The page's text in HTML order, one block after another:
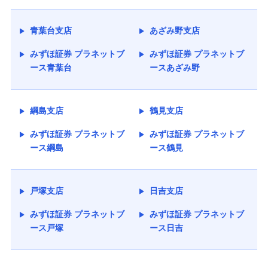
青葉台支店
みずほ証券 プラネットブ
ース青葉台
あざみ野支店
みずほ証券 プラネットブ
ースあざみ野
綱島支店
みずほ証券 プラネットブ
ース綱島
鶴見支店
みずほ証券 プラネットブ
ース鶴見
戸塚支店
みずほ証券 プラネットブ
ース戸塚
日吉支店
みずほ証券 プラネットブ
ース日吉